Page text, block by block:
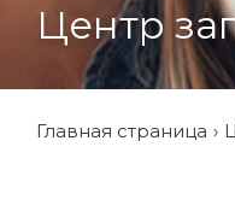
Центр
Главная страница